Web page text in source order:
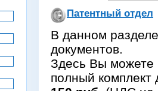
Патентный отдел
В данном
документов.
Здесь Вы можете
полный комплект